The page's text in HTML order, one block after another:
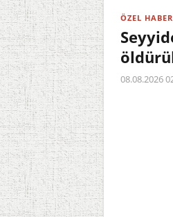
ÖZEL HABER
08.08.2026